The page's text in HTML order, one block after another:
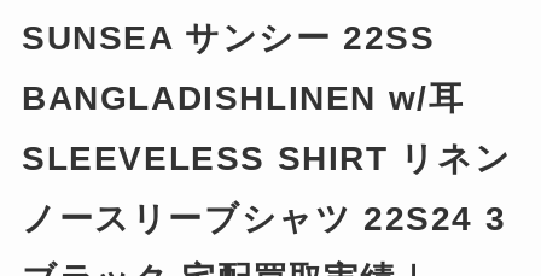
SUNSEA サンシー 22SS
BANGLADISHLINEN w/耳
SLEEVELESS SHIRT リネン
ノースリーブシャツ 22S24 3